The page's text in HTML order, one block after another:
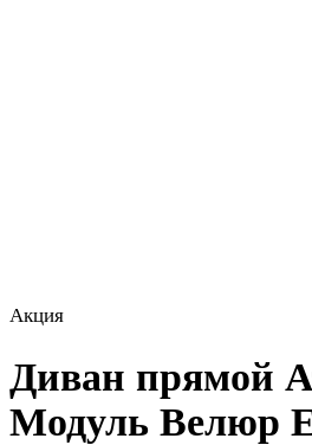
Акция
Диван прямой
Модуль Велюр